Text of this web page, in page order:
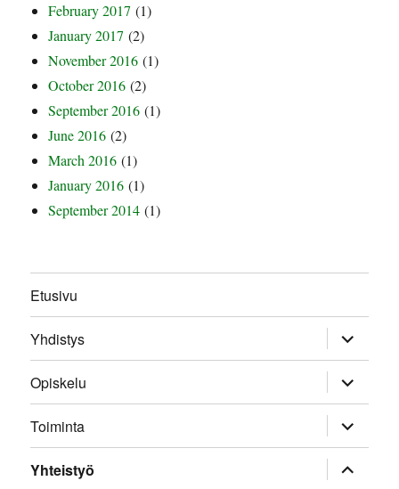
February 2017 (1)
January 2017 (2)
November 2016 (1)
October 2016 (2)
September 2016 (1)
June 2016 (2)
March 2016 (1)
January 2016 (1)
September 2014 (1)
Etusivu
Yhdistys expand
child
menu
Opiskelu
expand
child
menu
Toiminta
expand
child
menu
Yhteistyö
expand
child